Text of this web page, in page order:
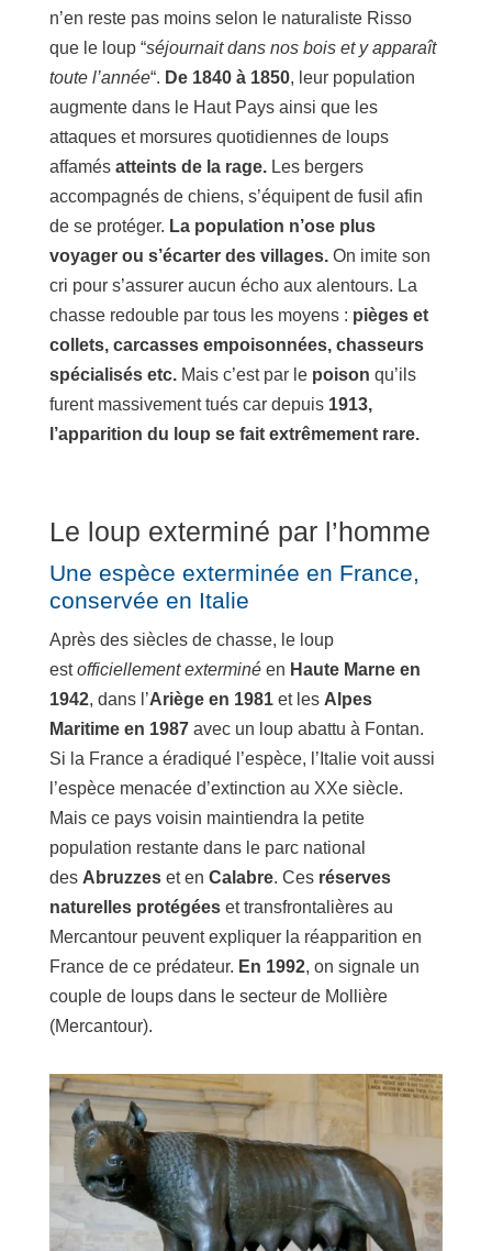
n’en reste pas moins selon le naturaliste Risso
que le loup “séjournait dans nos bois et y apparaît
toute l’année“. De 1840 à 1850, leur population
augmente dans le Haut Pays ainsi que les
attaques et morsures quotidiennes de loups
affamés atteints de la rage.Les bergers
accompagnés de chiens, s’équipent de fusil afin
de se protéger. La population n’ose plus
voyager ou s’écarter des villages. On imite son
cri pour s’assurer aucun écho aux alentours. La
chasse redouble par tous les moyens : pièges et
collets, carcasses empoisonnées, chasseurs
spécialisés etc.Mais c’est par le poison qu’ils
furent massivement tués car depuis1913,
l’apparition du loup se fait extrêmement rare.
Le loup exterminé par l’homme
Une espèce exterminée en France,
conservée en Italie
Après des siècles de chasse, le loup
estofficiellement exterminéen Haute Marne en
1942, dans l’Ariège en 1981et les Alpes
Maritime en 1987avec un loup abattu à Fontan.
Si la France a éradiqué l’espèce, l’Italie voit aussi
l’espèce menacée d’extinction au XXe siècle.
Mais ce pays voisin maintiendra la petite
population restante dans le parc national
des Abruzzes et en Calabre. Ces réserves
naturelles protégéeset transfrontalières au
Mercantour peuvent expliquer la réapparition en
France de ce prédateur. En 1992, on signale un
couple de loups dans le secteur de Mollière
(Mercantour).